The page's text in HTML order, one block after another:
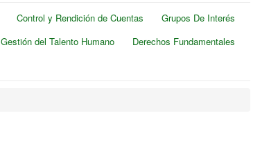
Control y Rendición de Cuentas
Grupos De Interés
Gestión del Talento Humano
Derechos Fundamentales